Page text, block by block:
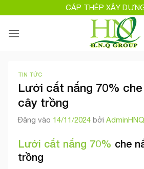
qua
nội
CÁP THÉP XÂY
TIN TỨC
Lưới cắt nắng 70%
cây trồng
Đăng vào 14/11/2024 bởi AdminHNQ
Lưới cắt nắng 70% che
trồng